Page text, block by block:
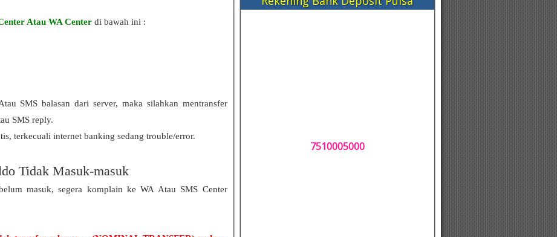
Atau WA Center di bawah ini :
SMS balasan dari server, maka silahkan mentransfer
SMS reply.
terkecuali internet banking sedang trouble/error.
Tidak Masuk-masuk
masuk, segera komplain ke WA Atau SMS Center
7510005000